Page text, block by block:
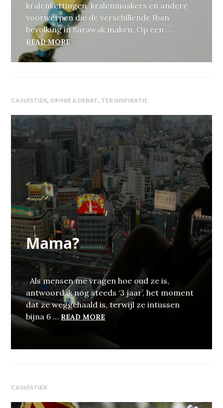
kralenkettingen, kralenmaskers en andere
voorwerpen die de verschillende Iban
bevolking in Sarawak maken. Op een …
READ MORE
CASUÏSTIEK, OPINIE & DEBAT, TER INSPIRATIE
Mama?
Als mensen me vragen hoe oud ze is,
antwoord ik nog steeds ‘3 jaar’, het moment
dat ze weggehaald is, terwijl ze intussen
bijna 6 … READ MORE
CASUÏSTIEK